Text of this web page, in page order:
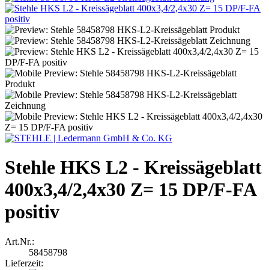
Stehle HKS L2 - Kreissägeblatt
400x3,4/2,4x30 Z= 15 DP/F-FA
positiv
Art.Nr.:
58458798
Lieferzeit: